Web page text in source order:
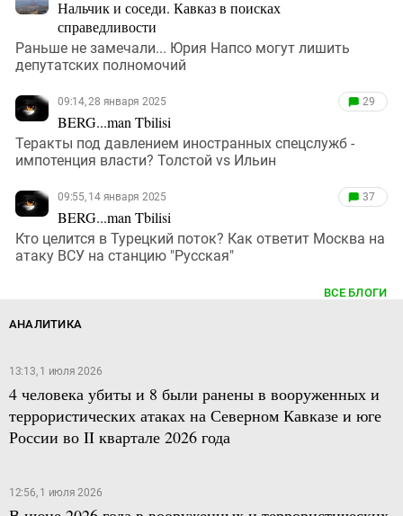
Нальчик и соседи. Кавказ в поисках
справедливости
Раньше не замечали... Юрия Напсо могут лишить
депутатских полномочий
09:14, 28 января 2025
BERG...man Tbilisi
29
Теракты под давлением иностранных спецслужб -
импотенция власти? Толстой vs Ильин
09:55, 14 января 2025
BERG...man Tbilisi
37
Кто целится в Турецкий поток? Как ответит Москва на
атаку ВСУ на станцию "Русская"
ВСЕ БЛОГИ
АНАЛИТИКА
13:13, 1 июля 2026
4 человека убиты и 8 были ранены в вооруженных и
террористических атаках на Северном Кавказе и юге
России во II квартале 2026 года
12:56, 1 июля 2026